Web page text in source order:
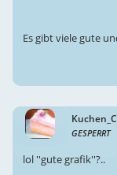
Es gibt viele gute
GESPERRT
lol ''gute grafik''?..